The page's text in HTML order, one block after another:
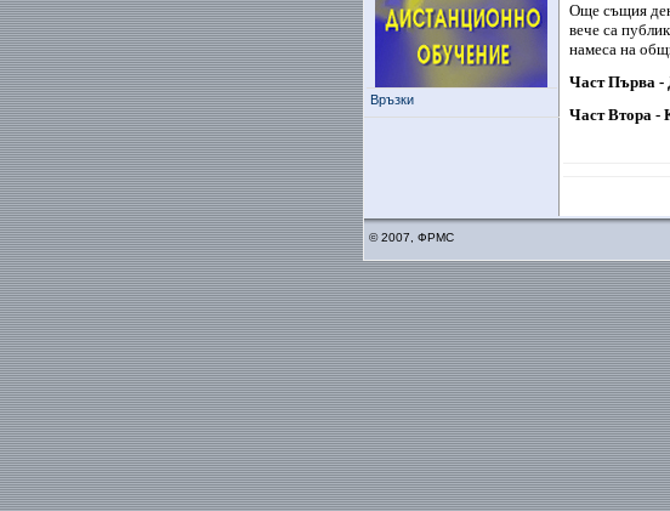
Връзки
Още същия
вече са
намеса на
Част Първа -
Част Втора -
© 2007, ФРМС